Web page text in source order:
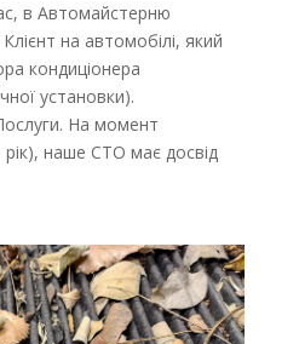
в Автомайстерню
на автомобілі, який
кондиціонера
установки).
На момент
рік), наше СТО має досвід